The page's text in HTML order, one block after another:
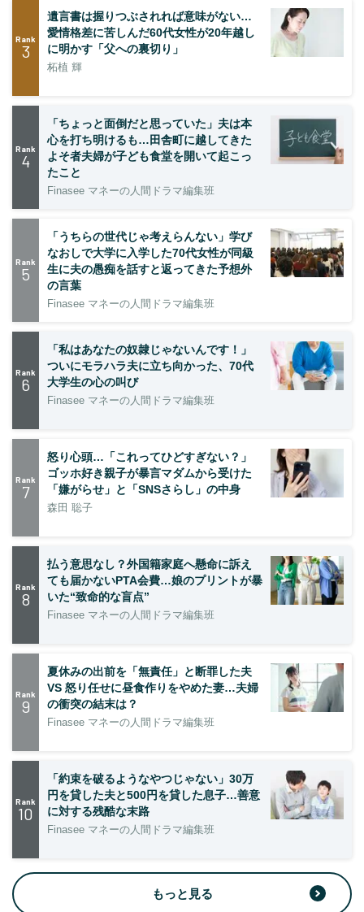
Rank
3
遺言書は握りつぶされれば意味がない…
愛情格差に苦しんだ60代女性が20年越し
に明かす「父への裏切り」
柘植 輝
Rank
4
「ちょっと面倒だと思っていた」夫は本
心を打ち明けるも…田舎町に越してきた
よそ者夫婦が子ども食堂を開いて起こっ
たこと
Finasee マネーの人間ドラマ編集班
Rank
5
「うちらの世代じゃ考えらんない」学び
なおしで大学に入学した70代女性が同級
生に夫の愚痴を話すと返ってきた予想外
の言葉
Finasee マネーの人間ドラマ編集班
Rank
6
「私はあなたの奴隷じゃないんです！」
ついにモラハラ夫に立ち向かった、70代
大学生の心の叫び
Finasee マネーの人間ドラマ編集班
Rank
7
怒り心頭…「これってひどすぎない？」
ゴッホ好き親子が暴言マダムから受けた
「嫌がらせ」と「SNSさらし」の中身
森田 聡子
Rank
8
払う意思なし？外国籍家庭へ懸命に訴え
ても届かないPTA会費…娘のプリントが暴
いた“致命的な盲点”
Finasee マネーの人間ドラマ編集班
Rank
9
夏休みの出前を「無責任」と断罪した夫
VS 怒り任せに昼食作りをやめた妻…夫婦
の衝突の結末は？
Finasee マネーの人間ドラマ編集班
Rank
10
「約束を破るようなやつじゃない」30万
円を貸した夫と500円を貸した息子…善意
に対する残酷な末路
Finasee マネーの人間ドラマ編集班
もっと見る